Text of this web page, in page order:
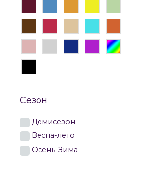
Сезон
Демисезон
Весна-лето
Осень-Зима